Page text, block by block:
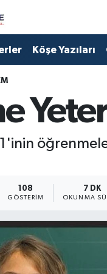
Köşe Yazıları
108
GÖSTERIM
7 DK
OKUNMA